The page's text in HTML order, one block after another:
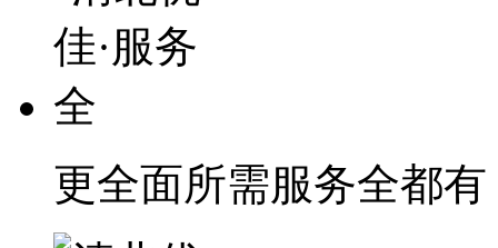
更全面所需服务全都有